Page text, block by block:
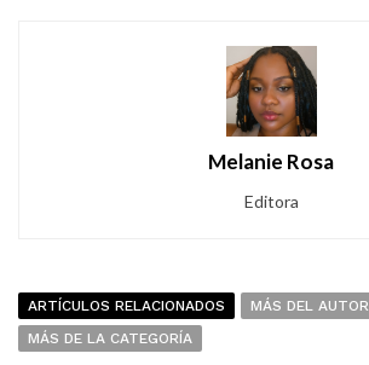
Melanie Rosa
Editora
ARTÍCULOS RELACIONADOS
MÁS DEL AUTOR
MÁS DE LA CATEGORÍA